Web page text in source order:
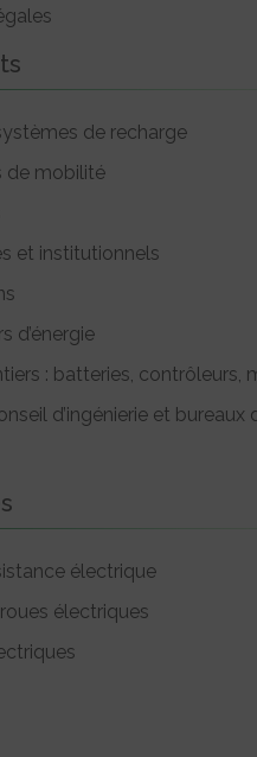
de recharge
de mobilité
et institutionnels
d’énergie
: batteries, contrôleurs,
d’ingénierie et bureaux
électrique
électriques